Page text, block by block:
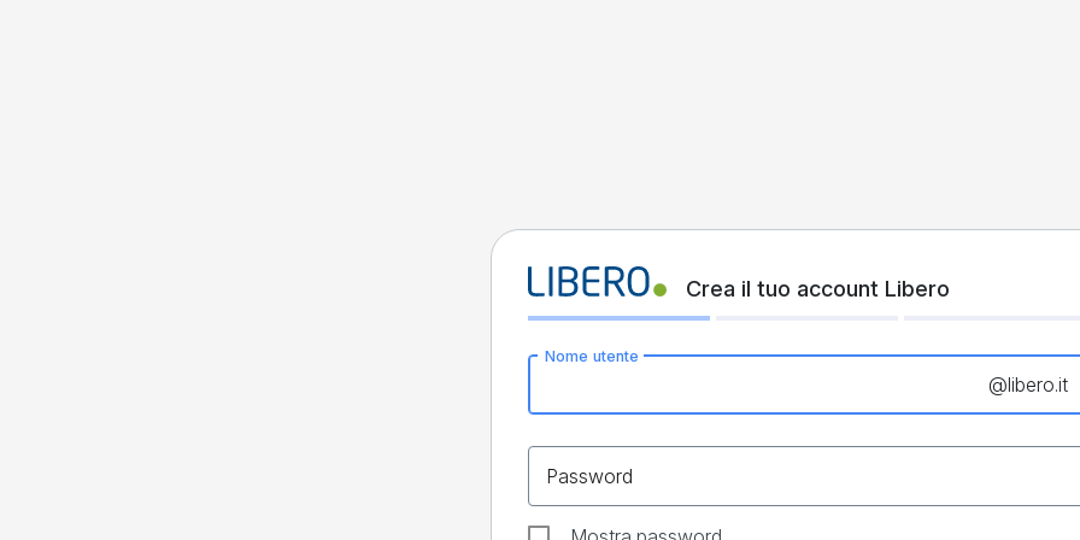
Crea il tuo account Libero
Nome utente
@libero.it
Password